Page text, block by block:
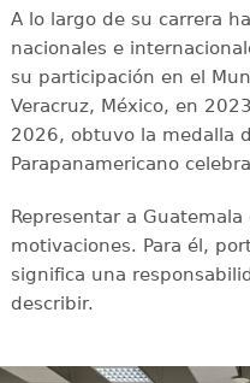
A lo largo de su carrera
nacionales e
su participación en el
Veracruz, México, en
2026, obtuvo la medalla
Parapanamericano
Representar a
motivaciones. Para él,
significa una
describir.